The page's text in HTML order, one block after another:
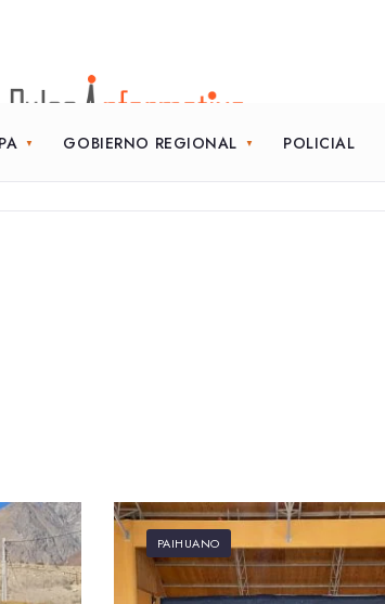
GOBIERNO REGIONAL POLICIAL
PAIHUANO